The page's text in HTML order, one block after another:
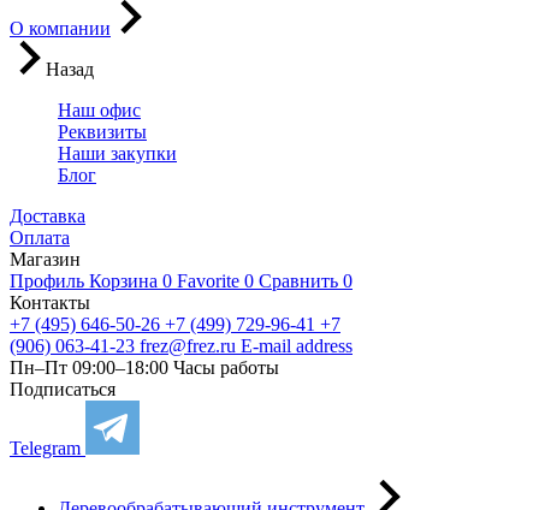
О компании
Назад
Наш офис
Реквизиты
Наши закупки
Блог
Доставка
Оплата
Магазин
Профиль Корзина 0 Favorite 0 Сравнить 0
Контакты
+7 (495) 646-50-26 +7 (499) 729-96-41 +7
(906) 063-41-23 frez@frez.ru E-mail address
Пн–Пт 09:00–18:00 Часы работы
Подписаться
Telegram